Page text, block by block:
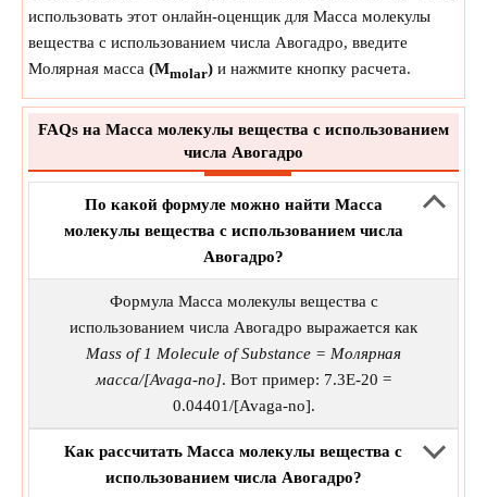
использовать этот онлайн-оценщик для Масса молекулы
вещества с использованием числа Авогадро, введите
Молярная масса (Mmolar) и нажмите кнопку расчета.
FAQs на Масса молекулы вещества с использованием
числа Авогадро
По какой формуле можно найти Масса
молекулы вещества с использованием числа
Авогадро?
Формула Масса молекулы вещества с
использованием числа Авогадро выражается как
Mass of 1 Molecule of Substance = Молярная
масса/[Avaga-no]. Вот пример: 7.3E-20 =
0.04401/[Avaga-no].
Как рассчитать Масса молекулы вещества с
использованием числа Авогадро?